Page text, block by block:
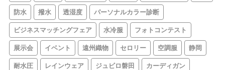
防水 撥水 透湿度 パーソナルカラー診断
ビジネスマッチングフェア 水冷服 フォトコンテスト
展示会 イベント 遠州織物 セロリー 空調服 静岡
耐水圧 レインウェア ジュビロ磐田 カーディガン